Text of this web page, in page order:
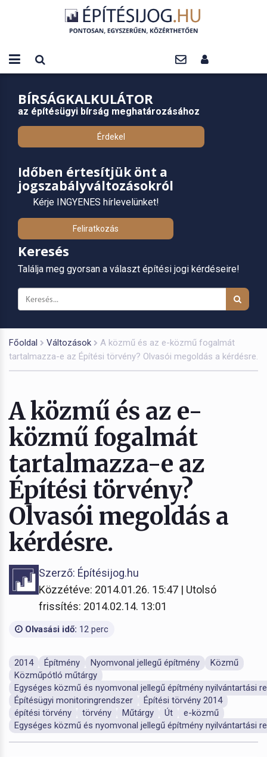
BÍRSÁGKALKULÁTOR
az építésügyi bírság meghatározásához
Érdekel
Időben értesítjük önt a
jogszabályváltozásokról
Kérje INGYENES hírlevelünket!
Feliratkozás
Keresés
Találja meg gyorsan a választ építési jogi kérdéseire!
Főoldal Változások
A közmű és az e-közmű fogalmát
tartalmazza-e az Építési törvény? Olvasói megoldás a kérdésre.
A közmű és az e-
közmű fogalmát
tartalmazza-e az
Építési törvény?
Olvasói megoldás a
kérdésre.
Szerző: Építésijog.hu
Közzétéve: 2014.01.26. 15:47 | Utolsó
frissítés: 2014.02.14. 13:01
Olvasási idő: 12 perc
2014 Építmény Nyomvonal jellegű építmény
Közmű
Közműpótló műtárgy
Egységes közmű és nyomvonal jellegű építmény nyilvántartási
Építésügyi monitoringrendszer
Építési törvény 2014
építési törvény
törvény Műtárgy Út
e-közmű
Egységes közmű és nyomvonal jellegű építmény nyilvántartási